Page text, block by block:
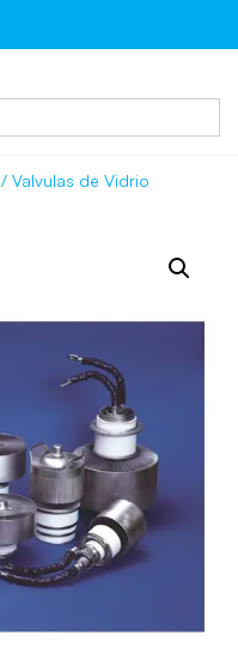
/ Valvulas de Vidrio